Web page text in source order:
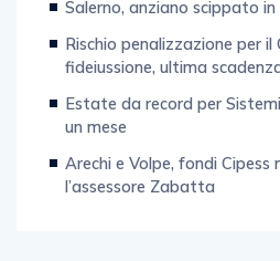
Rischio penalizzazione per il
fideiussione, ultima
Estate da record per Sistemi
un mese
Arechi e Volpe, fondi Cipess
l’assessore Zabatta